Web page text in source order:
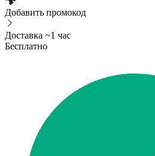
Добавить промокод
Доставка ~1 час
Бесплатно